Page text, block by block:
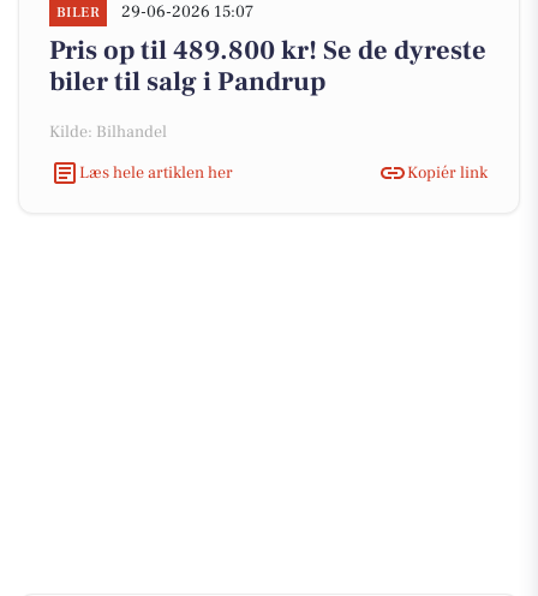
BILER 29-06-2026 15:07
Pris op til 489.800 kr! Se de dyreste
biler til salg i Pandrup
Kilde: Bilhandel
Læs hele artiklen her
Kopiér link